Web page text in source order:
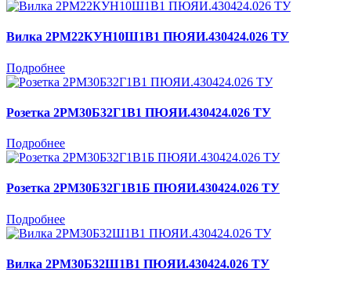
Вилка 2РМ22КУН10Ш1В1 ПЮЯИ.430424.026 ТУ
Подробнее
Розетка 2РМ30Б32Г1В1 ПЮЯИ.430424.026 ТУ
Подробнее
Розетка 2РМ30Б32Г1В1Б ПЮЯИ.430424.026 ТУ
Подробнее
Вилка 2РМ30Б32Ш1В1 ПЮЯИ.430424.026 ТУ